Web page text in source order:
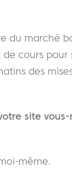
du marché
cours
des
site
même.